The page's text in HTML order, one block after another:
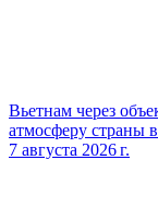
Вьетнам через
атмосферу страны
7 августа 2026 г.